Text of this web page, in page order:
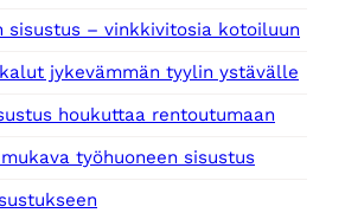
sisustus – vinkkivitosia kotoiluun
jykevämmän tyylin ystävälle
houkuttaa rentoutumaan
työhuoneen sisustus